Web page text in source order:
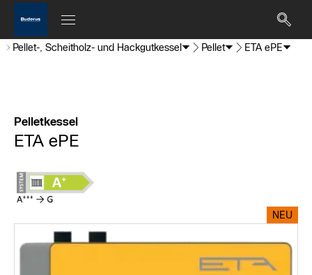
Pellet-, Scheitholz- und Hackgutkessel Pellet ETA ePE
Pelletkessel
ETA ePE
NEU